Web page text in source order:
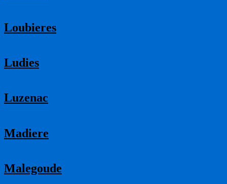
Loubieres
Ludies
Luzenac
Madiere
Malegoude